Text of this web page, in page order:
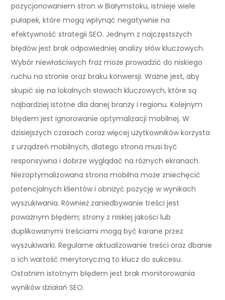
pozycjonowaniem stron w Białymstoku, istnieje wiele
pułapek, które mogą wpłynąć negatywnie na
efektywność strategii SEO. Jednym z najczęstszych
błędów jest brak odpowiedniej analizy słów kluczowych.
Wybór niewłaściwych fraz może prowadzić do niskiego
ruchu na stronie oraz braku konwersji. Ważne jest, aby
skupić się na lokalnych słowach kluczowych, które są
najbardziej istotne dla danej branży i regionu. Kolejnym
błędem jest ignorowanie optymalizacji mobilnej. W
dzisiejszych czasach coraz więcej użytkowników korzysta
z urządzeń mobilnych, dlatego strona musi być
responsywna i dobrze wyglądać na różnych ekranach.
Niezoptymalizowana strona mobilna może zniechęcić
potencjalnych klientów i obniżyć pozycję w wynikach
wyszukiwania. Również zaniedbywanie treści jest
poważnym błędem; strony z niskiej jakości lub
duplikowanymi treściami mogą być karane przez
wyszukiwarki. Regularne aktualizowanie treści oraz dbanie
o ich wartość merytoryczną to klucz do sukcesu.
Ostatnim istotnym błędem jest brak monitorowania
wyników działań SEO.